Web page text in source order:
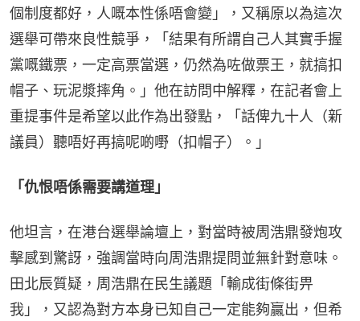
個制度都好，人嘅本性係唔會變」，又稱原以為這次
選舉可帶來良性競爭，「結果有所謂自己人其實手握
黨嘅鐵票，一定高票當選，仍然為咗做票王，就搞扣
帽子、玩泥漿摔角。」他在訪問中解釋，在記者會上
重提事件是希望以此作為出發點，「話俾九十人（新
議員）聽唔好再搞呢啲嘢（扣帽子）。」
「仇恨唔係需要講道理」
他坦言，在港台選舉論壇上，對當時被周浩鼎發炮攻
擊感到驚訝，強調當時向周浩鼎提問並無針對意味。
田北辰質疑，周浩鼎在民生議題「輸成街條街畀
我」，又認為對方本身已知自己一定能夠贏出，但希